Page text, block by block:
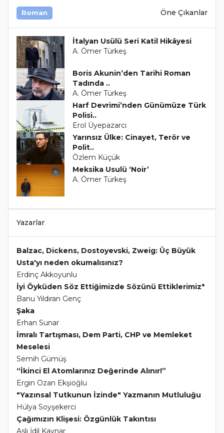
Roman Öne Çıkanlar
İtalyan Usülü Seri Katil Hikâyesi
A. Ömer Türkeş
Boris Akunin’den Tarihi Roman
Tadında ..
A. Ömer Türkeş
Harf Devrimi’nden Günümüze Türk
Polisi..
Erol Üyepazarcı
Yarınsız Ülke: Cinayet, Terör ve
Polit..
Özlem Küçük
Meksika Usulü ‘Noir’
A. Ömer Türkeş
Yazarlar
Balzac, Dickens, Dostoyevski, Zweig: Üç Büyük
Usta'yı neden okumalısınız?
Erdinç Akkoyunlu
İyi Öyküden Söz Ettiğimizde Sözünü Ettiklerimiz*
Banu Yıldıran Genç
Şaka
Erhan Sunar
İmralı Tartışması, Dem Parti, CHP ve Memleket
Meselesi
Semih Gümüş
“İkinci El Atomlarınız Değerinde Alınır!”
Ergin Ozan Ekşioğlu
"Yazınsal Tutkunun İzinde" Yazmanın Mutluluğu
Hülya Soyşekerci
Çağımızın Klişesi: Özgünlük Takıntısı
Aslı İdil Kaynar